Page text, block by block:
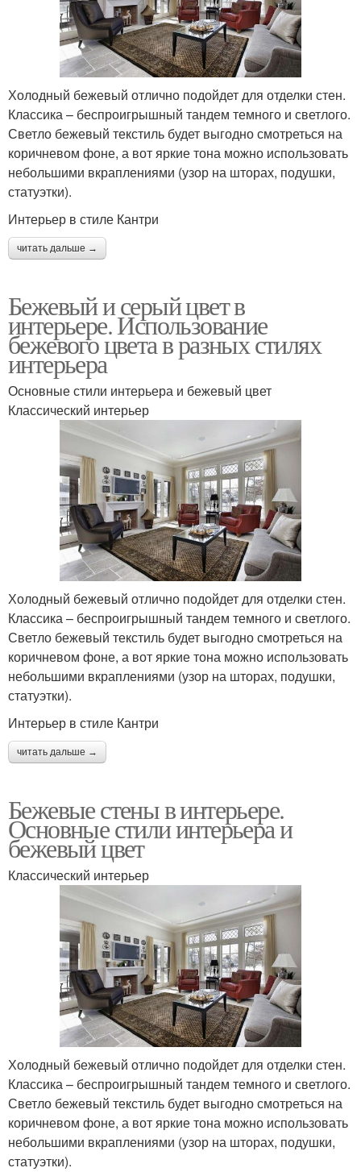
Холодный бежевый отлично подойдет для отделки стен.
Классика – беспроигрышный тандем темного и светлого.
Светло бежевый текстиль будет выгодно смотреться на
коричневом фоне, а вот яркие тона можно использовать
небольшими вкраплениями (узор на шторах, подушки,
статуэтки).
Интерьер в стиле Кантри
читать дальше →
Бежевый и серый цвет в
интерьере. Использование
бежевого цвета в разных стилях
интерьера
Основные стили интерьера и бежевый цвет
Классический интерьер
Холодный бежевый отлично подойдет для отделки стен.
Классика – беспроигрышный тандем темного и светлого.
Светло бежевый текстиль будет выгодно смотреться на
коричневом фоне, а вот яркие тона можно использовать
небольшими вкраплениями (узор на шторах, подушки,
статуэтки).
Интерьер в стиле Кантри
читать дальше →
Бежевые стены в интерьере.
Основные стили интерьера и
бежевый цвет
Классический интерьер
Холодный бежевый отлично подойдет для отделки стен.
Классика – беспроигрышный тандем темного и светлого.
Светло бежевый текстиль будет выгодно смотреться на
коричневом фоне, а вот яркие тона можно использовать
небольшими вкраплениями (узор на шторах, подушки,
статуэтки).